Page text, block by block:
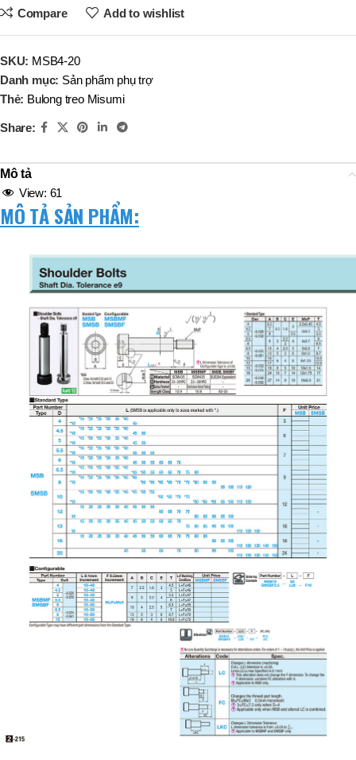
Compare Add to wishlist
SKU: MSB4-20
Danh mục: Sản phẩm phụ trợ
Thẻ: Bulong treo Misumi
Share:
Mô tả
View: 61
MÔ TẢ SẢN PHẨM: